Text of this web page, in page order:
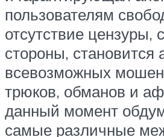
пользователям
отсутствие цензуры,
стороны, становится
всевозможных
трюков, обманов и
данный момент
самые различные